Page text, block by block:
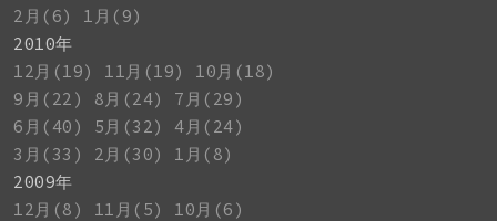
2月(6)
1月(9)
2010年
12月(19)
11月(19)
10月(18)
9月(22)
8月(24)
7月(29)
6月(40)
5月(32)
4月(24)
3月(33)
2月(30)
1月(8)
2009年
12月(8)
11月(5)
10月(6)